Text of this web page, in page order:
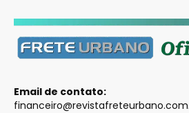
Email de contato: